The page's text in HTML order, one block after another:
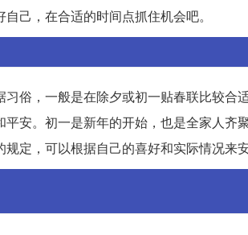
己，在合适的时间点抓住机会吧。
俗，一般是在除夕或初一贴春联比较合
安。初一是新年的开始，也是全家人齐
定，可以根据自己的喜好和实际情况来安